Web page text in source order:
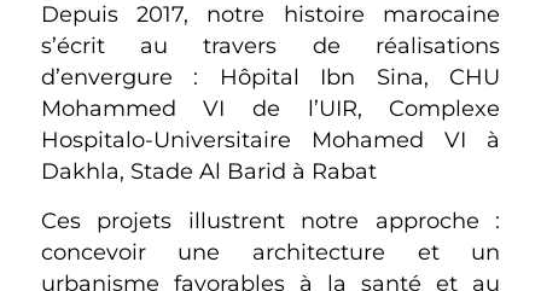
Depuis 2017, notre histoire marocaine
s’écrit au travers de réalisations
d’envergure : Hôpital Ibn Sina, CHU
Mohammed VI de l’UIR, Complexe
Hospitalo-Universitaire Mohamed VI à
Dakhla, Stade Al Barid à Rabat
Ces projets illustrent notre approche :
concevoir une architecture et un
urbanisme favorables à la santé et au